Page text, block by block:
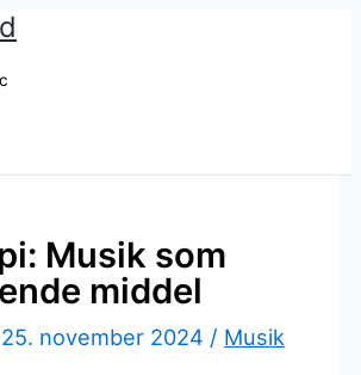
Musik som
middel
25. november 2024 / Musik